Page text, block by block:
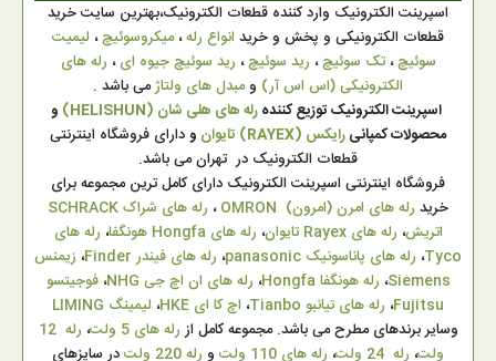
اسپرینت الکترونیک وارد کننده قطعات الکترونیک،بهترین سایت خرید
قطعات الکترونیکی و پخش و خرید انواع رله،میکروسوئیچ، لیمیت
سوئیچ،تک سوئیچ، رید سوئیچ، رید سوئیچ جیوه ای، رله های
الکترونیکی (اس اس آر) ومبدل های ولتاژمی باشد .
اسپرینت الکترونیک توزیع کنندهرله های هلی شان (HELISHUN)
و
محصولات کمپانیرایکس (RAYEX) تایوان ودارای فروشگاه اینترنتی
قطعات الکترونیک در تهران می باشد.
فروشگاه اینترنتی اسپرینت الکترونیک دارای کامل ترین مجموعه برای
خرید رله های امرن (امرون) OMRON ،
رله های شراک SCHRACK
اتریش، رله های Rayex تایوان ، رله های Hongfa هونگفا ، رله های
Tyco، رله های پاناسونیک panasonic ، رله های فیندر Finder ، زیمنس
Siemens، رله هونگفا Hongfa ، رله های ان اچ جی NHG ،فوجیتسو
Fujitsu، رله های تیانبو Tianbo ، اچ کا ای HKE ، لیمینگ LIMING
وسایر برندهای مطرح می باشد. مجموعه کامل از رله های 5 ولت ،
رله 12
ولت، رله 24 ولت ، رله های 110 ولت و رله 220 ولت
در سایزهای